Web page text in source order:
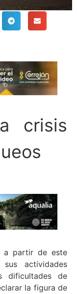
crisis
a partir de este
actividades
dificultades de
la figura de